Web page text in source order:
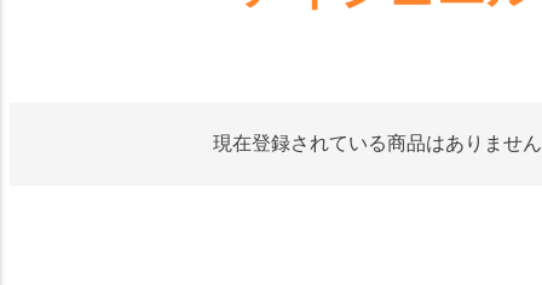
現在登録されている商品はありませ